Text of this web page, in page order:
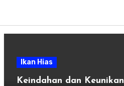
Ikan Hias
Keindahan dan Keunikan